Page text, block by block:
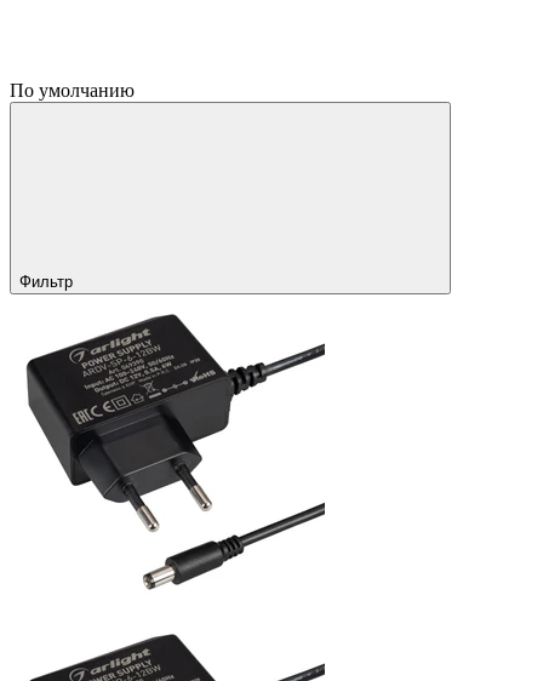
По умолчанию
Фильтр